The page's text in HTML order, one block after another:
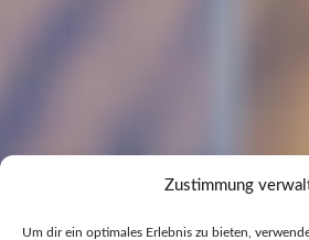
Zustimmung
Um dir ein optimales Erlebnis zu bieten,